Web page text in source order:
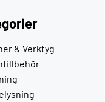
& Verktyg